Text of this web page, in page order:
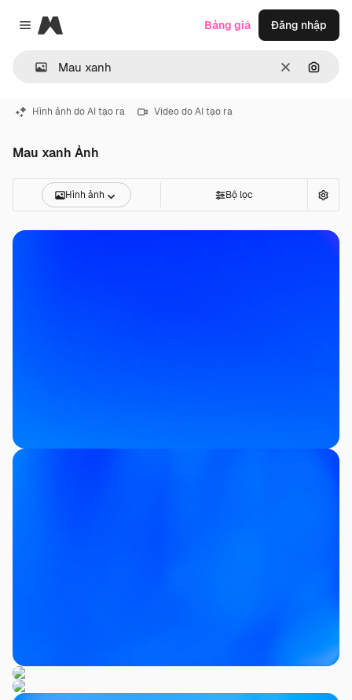
Close menu
Magnific
ThôngTìm
Bảng giá Đăng nhập
Hình ảnh do AI tạo ra Video do AI tạo ra
Mau xanh Ảnh
Hình ảnh Bộ lọc